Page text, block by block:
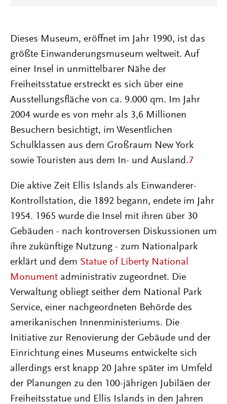
Dieses Museum, eröffnet im Jahr 1990, ist das
größte Einwanderungsmuseum weltweit. Auf
einer Insel in unmittelbarer Nähe der
Freiheitsstatue erstreckt es sich über eine
Ausstellungsfläche von ca. 9.000 qm. Im Jahr
2004 wurde es von mehr als 3,6 Millionen
Besuchern besichtigt, im Wesentlichen
Schulklassen aus dem Großraum New York
sowie Touristen aus dem In- und Ausland.7
Die aktive Zeit Ellis Islands als Einwanderer-
Kontrollstation, die 1892 begann, endete im Jahr
1954. 1965 wurde die Insel mit ihren über 30
Gebäuden - nach kontroversen Diskussionen um
ihre zukünftige Nutzung - zum Nationalpark
erklärt und dem Statue of Liberty National
Monument administrativ zugeordnet. Die
Verwaltung obliegt seither dem National Park
Service, einer nachgeordneten Behörde des
amerikanischen Innenministeriums. Die
Initiative zur Renovierung der Gebäude und der
Einrichtung eines Museums entwickelte sich
allerdings erst knapp 20 Jahre später im Umfeld
der Planungen zu den 100-jährigen Jubiläen der
Freiheitsstatue und Ellis Islands in den Jahren